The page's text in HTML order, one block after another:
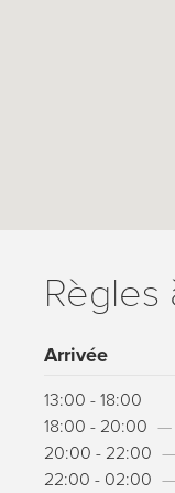
Arrivée
13:00 - 18:00
18:00 - 20:00 —
20:00 - 22:00 —
22:00 - 02:00 —